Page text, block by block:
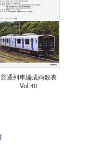
普通列車編成両数表
Vol.40